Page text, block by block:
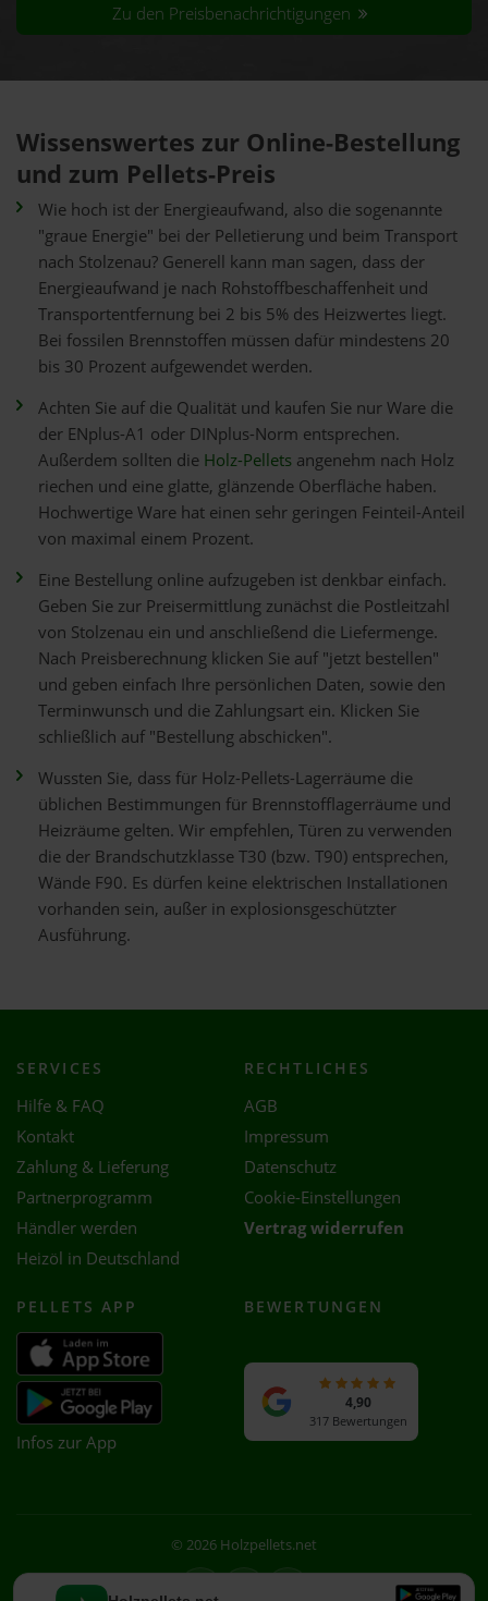
Zu den Preisbenachrichtigungen
Wissenswertes zur Online-Bestellung
und zum Pellets-Preis
Wie hoch ist der Energieaufwand, also die sogenannte
"graue Energie" bei der Pelletierung und beim Transport
nach Stolzenau? Generell kann man sagen, dass der
Energieaufwand je nach Rohstoffbeschaffenheit und
Transportentfernung bei 2 bis 5% des Heizwertes liegt.
Bei fossilen Brennstoffen müssen dafür mindestens 20
bis 30 Prozent aufgewendet werden.
Achten Sie auf die Qualität und kaufen Sie nur Ware die
der ENplus-A1 oder DINplus-Norm entsprechen.
Außerdem sollten die Holz-Pellets angenehm nach Holz
riechen und eine glatte, glänzende Oberfläche haben.
Hochwertige Ware hat einen sehr geringen Feinteil-Anteil
von maximal einem Prozent.
Eine Bestellung online aufzugeben ist denkbar einfach.
Geben Sie zur Preisermittlung zunächst die Postleitzahl
von Stolzenau ein und anschließend die Liefermenge.
Nach Preisberechnung klicken Sie auf "jetzt bestellen"
und geben einfach Ihre persönlichen Daten, sowie den
Terminwunsch und die Zahlungsart ein. Klicken Sie
schließlich auf "Bestellung abschicken".
Wussten Sie, dass für Holz-Pellets-Lagerräume die
üblichen Bestimmungen für Brennstofflagerräume und
Heizräume gelten. Wir empfehlen, Türen zu verwenden
die der Brandschutzklasse T30 (bzw. T90) entsprechen,
Wände F90. Es dürfen keine elektrischen Installationen
vorhanden sein, außer in explosionsgeschützter
Ausführung.
SERVICES
Hilfe & FAQ
Kontakt
Zahlung & Lieferung
Partnerprogramm
Händler werden
Heizöl in Deutschland
RECHTLICHES
AGB
Impressum
Datenschutz
Cookie-Einstellungen
Vertrag widerrufen
PELLETS APP
Infos zur App
BEWERTUNGEN
4,90
317 Bewertungen
© 2026 Holzpellets.net
Facebook